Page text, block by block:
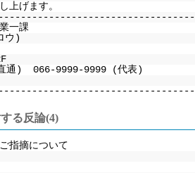
上げます。
一課
ウ)
通) 066-9999-9999 (代表)
る反論(4)
指摘について